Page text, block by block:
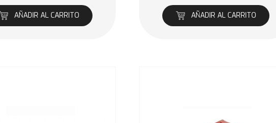
AÑADIR AL CARRITO AÑADIR AL CARRITO